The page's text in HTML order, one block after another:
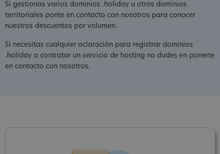
Si gestionas varios dominios .holiday u otros dominios
territoriales ponte en contacto con nosotros para conocer
nuestros descuentos por volumen.
Si necesitas cualquier aclaración para registrar dominios
.holiday o contratar un servicio de hosting no dudes en ponerte
en contacto con nosotros.